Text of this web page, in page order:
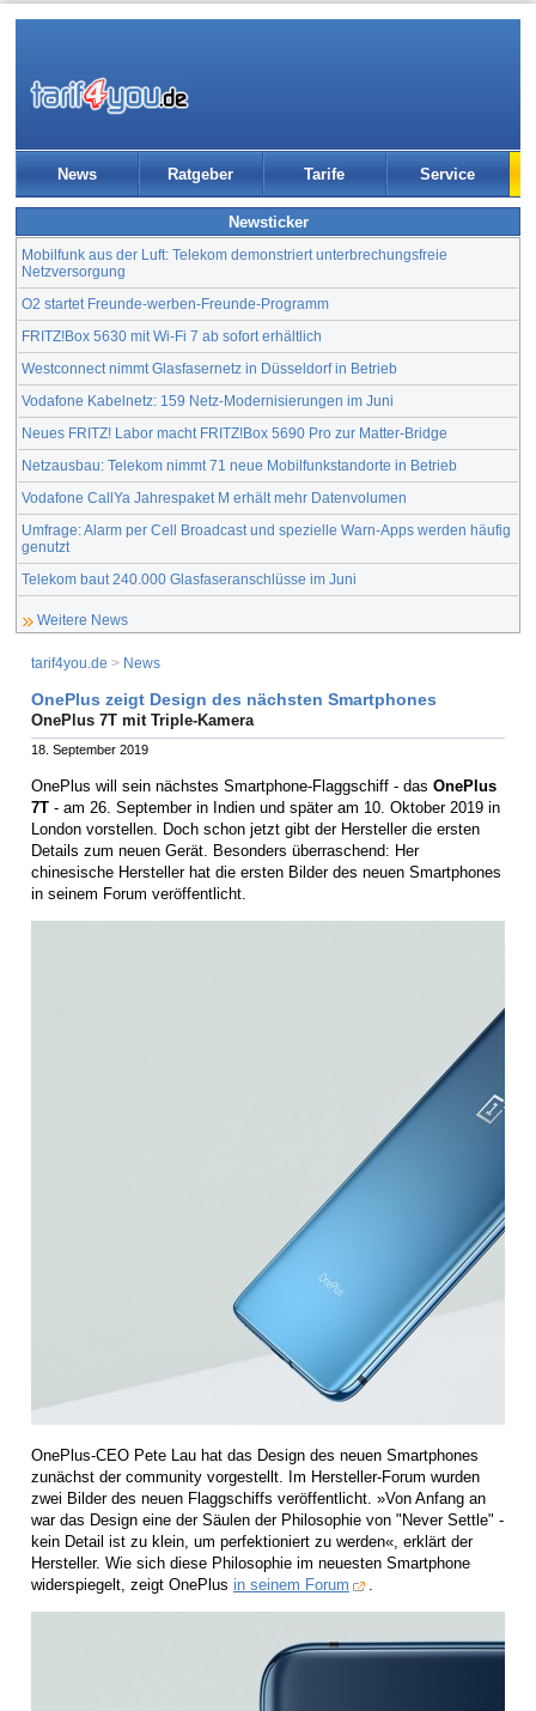
News Ratgeber Tarife Service
Newsticker
Mobilfunk aus der Luft: Telekom demonstriert unterbrechungsfreie
Netzversorgung
O2 startet Freunde-werben-Freunde-Programm
FRITZ!Box 5630 mit Wi-Fi 7 ab sofort erhältlich
Westconnect nimmt Glasfasernetz in Düsseldorf in Betrieb
Vodafone Kabelnetz: 159 Netz-Modernisierungen im Juni
Neues FRITZ! Labor macht FRITZ!Box 5690 Pro zur Matter-Bridge
Netzausbau: Telekom nimmt 71 neue Mobilfunkstandorte in Betrieb
Vodafone CallYa Jahrespaket M erhält mehr Datenvolumen
Umfrage: Alarm per Cell Broadcast und spezielle Warn-Apps werden häufig
genutzt
Telekom baut 240.000 Glasfaseranschlüsse im Juni
Weitere News
tarif4you.de > News
OnePlus zeigt Design des nächsten Smartphones
OnePlus 7T mit Triple-Kamera
18. September 2019
OnePlus will sein nächstes Smartphone-Flaggschiff - das OnePlus
7T - am 26. September in Indien und später am 10. Oktober 2019 in
London vorstellen. Doch schon jetzt gibt der Hersteller die ersten
Details zum neuen Gerät. Besonders überraschend: Her
chinesische Hersteller hat die ersten Bilder des neuen Smartphones
in seinem Forum veröffentlicht.
OnePlus-CEO Pete Lau hat das Design des neuen Smartphones
zunächst der community vorgestellt. Im Hersteller-Forum wurden
zwei Bilder des neuen Flaggschiffs veröffentlicht. »Von Anfang an
war das Design eine der Säulen der Philosophie von "Never Settle" -
kein Detail ist zu klein, um perfektioniert zu werden«, erklärt der
Hersteller. Wie sich diese Philosophie im neuesten Smartphone
widerspiegelt, zeigt OnePlus in seinem Forum